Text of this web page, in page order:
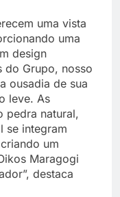
uma vista
uma
design
do Grupo, nosso
ousadia de sua
leve. As
pedra natural,
se integram
um
Maragogi
destaca